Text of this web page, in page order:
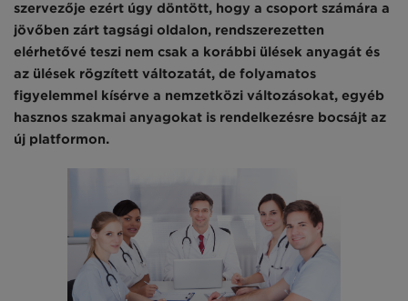
szervezője ezért úgy döntött, hogy a csoport számára a
jövőben zárt tagsági oldalon, rendszerezetten
elérhetővé teszi nem csak a korábbi ülések anyagát és
az ülések rögzített változatát, de folyamatos
figyelemmel kísérve a nemzetközi változásokat, egyéb
hasznos szakmai anyagokat is rendelkezésre bocsájt az
új platformon.